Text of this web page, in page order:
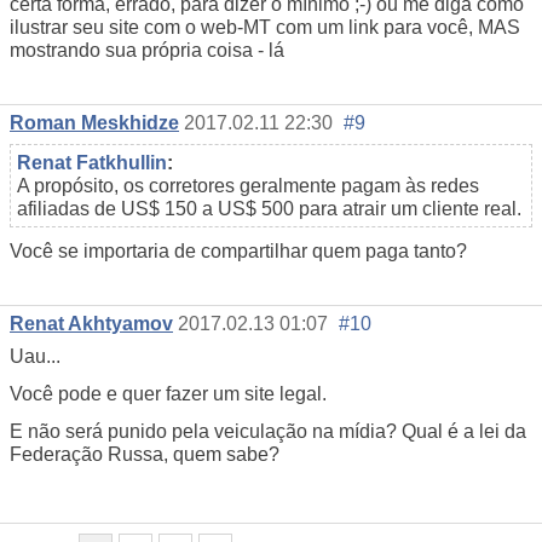
certa forma, errado, para dizer o mínimo ;-) ou me diga como
ilustrar seu site com o web-MT com um link para você, MAS
mostrando sua própria coisa - lá
Roman Meskhidze 2017.02.11 22:30 #9
Renat Fatkhullin:
A propósito, os corretores geralmente pagam às redes
afiliadas de US$ 150 a US$ 500 para atrair um cliente real.
Você se importaria de compartilhar quem paga tanto?
Renat Akhtyamov 2017.02.13 01:07 #10
Uau...
Você pode e quer fazer um site legal.
E não será punido pela veiculação na mídia? Qual é a lei da
Federação Russa, quem sabe?